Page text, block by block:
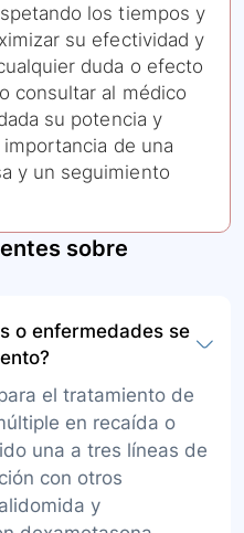
los tiempos y
su efectividad y
duda o efecto
consultar al médico
su potencia y
de una
y un seguimiento
sobre
o enfermedades se
el tratamiento de
en recaída o
una a tres líneas de
con otros
y